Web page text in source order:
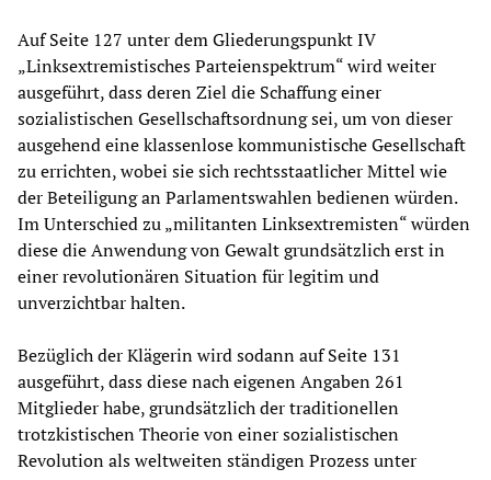
Auf Seite 127 unter dem Gliederungspunkt IV
„Linksextremistisches Parteienspektrum“ wird weiter
ausgeführt, dass deren Ziel die Schaffung einer
sozialistischen Gesellschaftsordnung sei, um von dieser
ausgehend eine klassenlose kommunistische Gesellschaft
zu errichten, wobei sie sich rechtsstaatlicher Mittel wie
der Beteiligung an Parlamentswahlen bedienen würden.
Im Unterschied zu „militanten Linksextremisten“ würden
diese die Anwendung von Gewalt grundsätzlich erst in
einer revolutionären Situation für legitim und
unverzichtbar halten.
Bezüglich der Klägerin wird sodann auf Seite 131
ausgeführt, dass diese nach eigenen Angaben 261
Mitglieder habe, grundsätzlich der traditionellen
trotzkistischen Theorie von einer sozialistischen
Revolution als weltweiten ständigen Prozess unter